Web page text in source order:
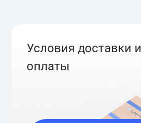
Условия доставки и
оплаты